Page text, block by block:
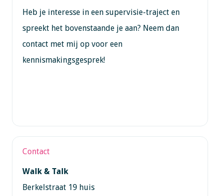
Heb je interesse in een supervisie-traject en
spreekt het bovenstaande je aan? Neem dan
contact met mij op voor een
kennismakingsgesprek!
Contact
Walk & Talk
Berkelstraat 19 huis